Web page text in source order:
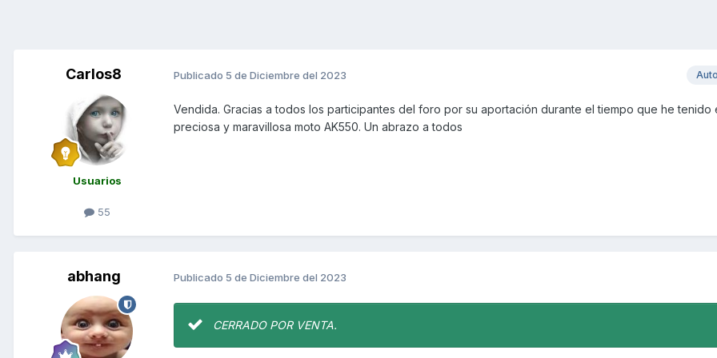
Carlos8
Usuarios
55
Publicado 5 de Diciembre del 2023
Vendida. Gracias a todos los participantes del foro por su aportación durante el tiempo que he tenido
preciosa y maravillosa moto AK550. Un abrazo a todos
abhang Publicado 5 de Diciembre del 2023
CERRADO POR VENTA.